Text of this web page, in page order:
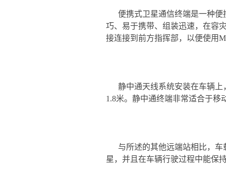
便携式卫星通信终端是一种
巧、易于携带、组装迅速，在容
接连接到前方指挥部，以便使用
静中通天线系统安装在车辆
1.8米。静中通终端非常适合于
与所述的其他远端站相比，
星，并且在车辆行驶过程中能保